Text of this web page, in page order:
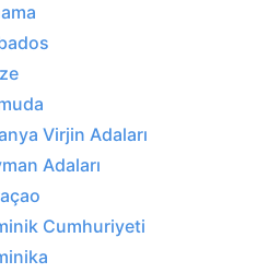
Virjin Adaları
Adaları
Cumhuriyeti